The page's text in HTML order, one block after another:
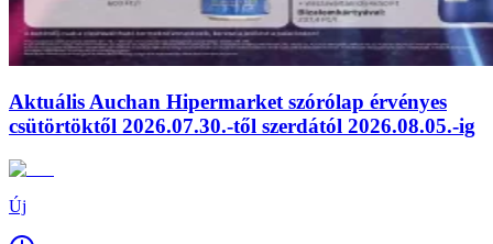
Aktuális Auchan Hipermarket szórólap érvényes
csütörtöktől 2026.07.30.-től szerdától 2026.08.05.-ig
Új